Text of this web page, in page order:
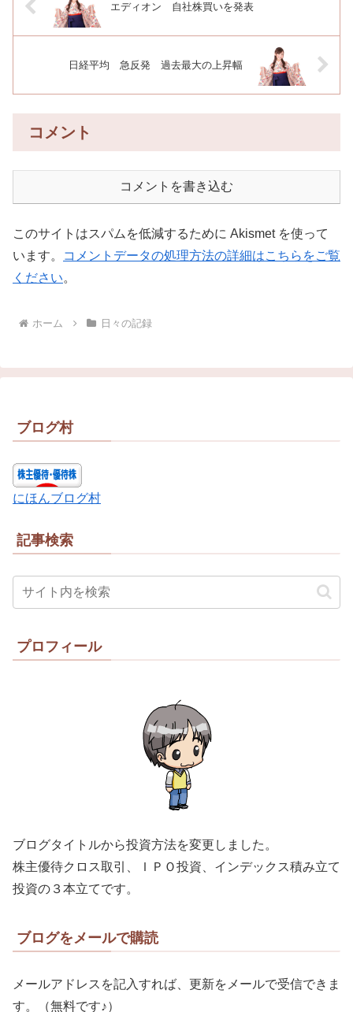
エディオン 自社株買いを発表
日経平均 急反発 過去最大の上昇幅
コメント
コメントを書き込む
このサイトはスパムを低減するために Akismet を使って
います。
コメントデータの処理方法の詳細はこちらをご覧
ください。
ホーム 日々の記録
ブログ村
にほんブログ村
記事検索
プロフィール
ブログタイトルから投資方法を変更しました。
株主優待クロス取引、ＩＰＯ投資、インデックス積み立て
投資の３本立てです。
ブログをメールで購読
メールアドレスを記入すれば、更新をメールで受信できま
す。（無料です♪）